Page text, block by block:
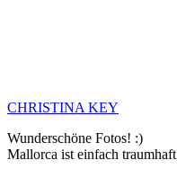
CHRISTINA KEY
Wunderschöne Fotos! :)
Mallorca ist einfach